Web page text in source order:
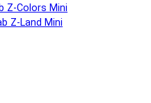
Z-Colors Mini
Z-Land Mini